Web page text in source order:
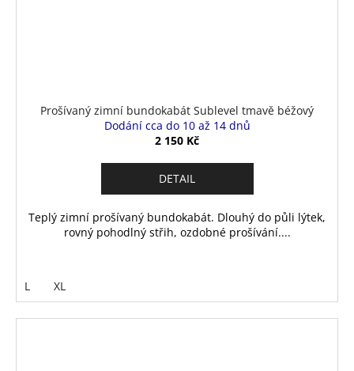
Prošívaný zimní bundokabát Sublevel tmavě béžový
Dodání cca do 10 až 14 dnů
2 150 Kč
DETAIL
Teplý zimní prošívaný bundokabát. Dlouhý do půli lýtek,
rovný pohodlný střih, ozdobné prošívání....
L XL